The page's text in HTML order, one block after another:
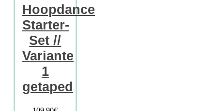
Hoopdance
Starter-
Set //
Variante
1
getaped